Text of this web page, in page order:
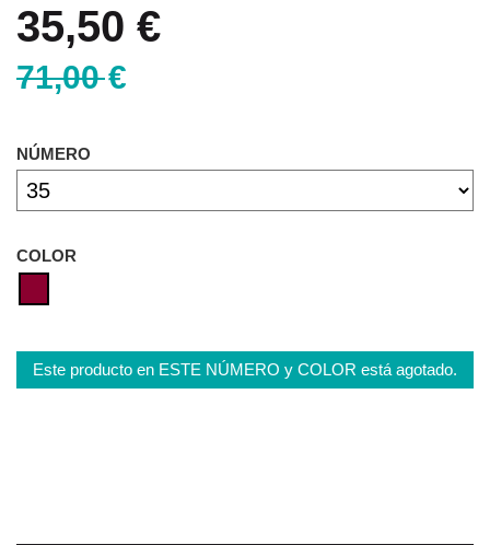
35,50 €
71,00 €
NÚMERO
COLOR
Este producto en ESTE NÚMERO y COLOR está agotado.